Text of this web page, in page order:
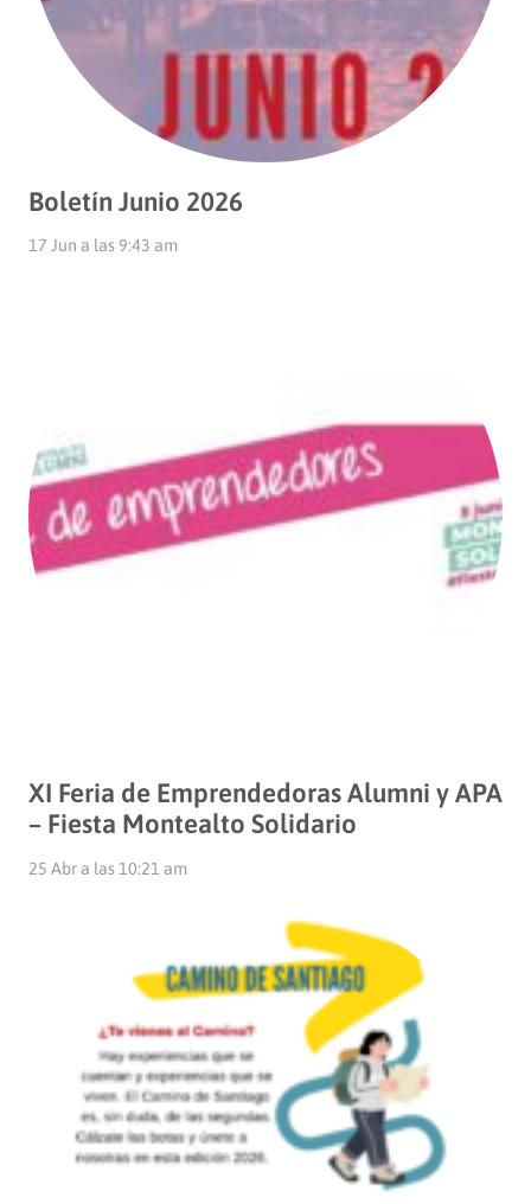
Boletín Junio 2026
17 Jun a las 9:43 am
XI Feria de Emprendedoras Alumni y APA
– Fiesta Montealto Solidario
25 Abr a las 10:21 am